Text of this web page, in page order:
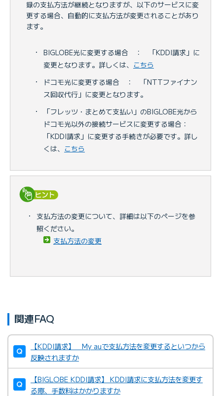
録の支払方法が継続となりますが、以下のサービスに変
更する場合、自動的に支払方法が変更されることがあり
ます。
・
BIGLOBE光に変更する場合 ： 「KDDI請求」に
変更となります。詳しくは、 こちら
・
ドコモ光に変更する場合 ： 「NTTファイナン
ス回収代行」に変更となります。
・
「フレッツ・まとめて支払い」のBIGLOBE光から
ドコモ光以外の接続サービスに変更する場合：
「KDDI請求」に変更する手続きが必要です。詳し
くは、 こちら
・
支払方法の変更について、詳細は以下のページを参
照ください。
支払方法の変更
関連FAQ
【KDDI請求】 My auで支払方法を変更するといつから
反映されますか
【BIGLOBE KDDI請求】 KDDI請求に支払方法を変更す
る際、手数料はかかりますか